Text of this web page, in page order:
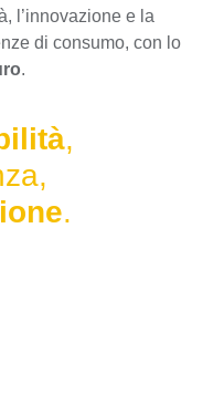
l’innovazione e la
di consumo, con lo
.
,
.